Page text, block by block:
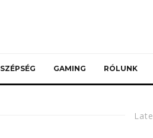
SZÉPSÉG GAMING RÓLUNK